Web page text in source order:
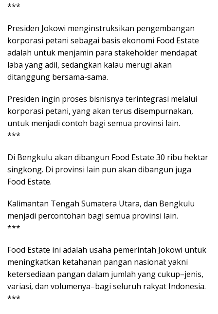
***
Presiden Jokowi menginstruksikan pengembangan
korporasi petani sebagai basis ekonomi Food Estate
adalah untuk menjamin para stakeholder mendapat
laba yang adil, sedangkan kalau merugi akan
ditanggung bersama-sama.
Presiden ingin proses bisnisnya terintegrasi melalui
korporasi petani, yang akan terus disempurnakan,
untuk menjadi contoh bagi semua provinsi lain.
***
Di Bengkulu akan dibangun Food Estate 30 ribu hektar
singkong. Di provinsi lain pun akan dibangun juga
Food Estate.
Kalimantan Tengah Sumatera Utara, dan Bengkulu
menjadi percontohan bagi semua provinsi lain.
***
Food Estate ini adalah usaha pemerintah Jokowi untuk
meningkatkan ketahanan pangan nasional: yakni
ketersediaan pangan dalam jumlah yang cukup–jenis,
variasi, dan volumenya–bagi seluruh rakyat Indonesia.
***